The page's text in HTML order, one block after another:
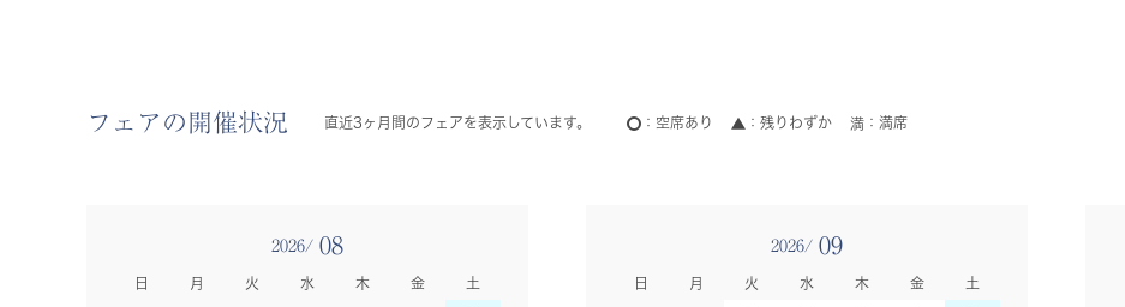
フェアの開催状況 直近3ヶ月間のフェアを表示しています。 空席あり 残りわずか 満席
2026/ 08
日 月 火 水 木 金 土
2026/ 09
日 月 火 水 木 金 土